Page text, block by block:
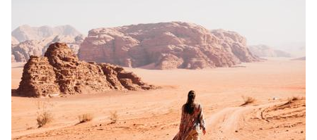
где их купить.